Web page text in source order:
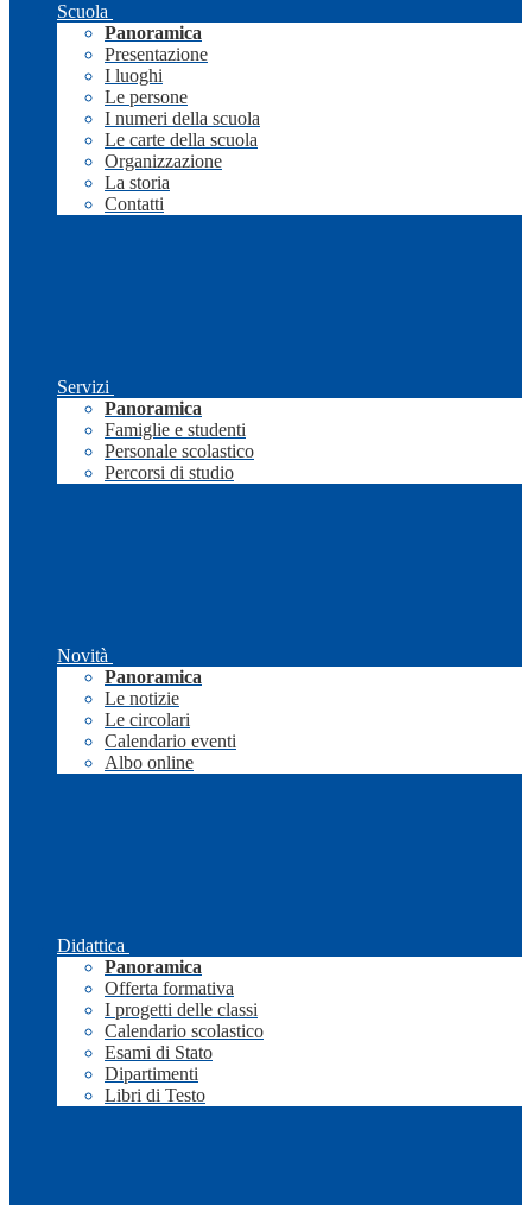
Scuola
Panoramica
Presentazione
I luoghi
Le persone
I numeri della scuola
Le carte della scuola
Organizzazione
La storia
Contatti
Servizi
Panoramica
Famiglie e studenti
Personale scolastico
Percorsi di studio
Novità
Panoramica
Le notizie
Le circolari
Calendario eventi
Albo online
Didattica
Panoramica
Offerta formativa
I progetti delle classi
Calendario scolastico
Esami di Stato
Dipartimenti
Libri di Testo